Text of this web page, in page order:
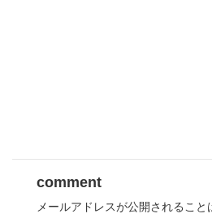
comment
メールアドレスが公開されること